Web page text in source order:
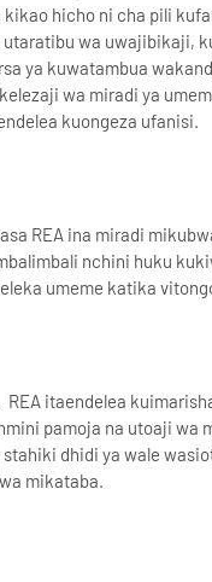
kikao hicho ni cha pili
utaratibu wa uwajibikaji,
ya kuwatambua
wa miradi ya
kuongeza ufanisi.
REA ina miradi
nchini huku
umeme katika
REA itaendelea
pamoja na utoaji wa
dhidi ya wale
mikataba.